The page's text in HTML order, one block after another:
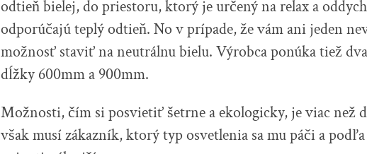
odtieň bielej, do priestoru, ktorý je určený na relax a
odporúčajú teplý odtieň. No v prípade, že vám ani jeden
možnosť staviť na neutrálnu bielu. Výrobca ponúka tiež
dĺžky 600mm a 900mm.
Možnosti, čím si posvietiť šetrne a ekologicky, je viac než
však musí zákazník, ktorý typ osvetlenia sa mu páči a